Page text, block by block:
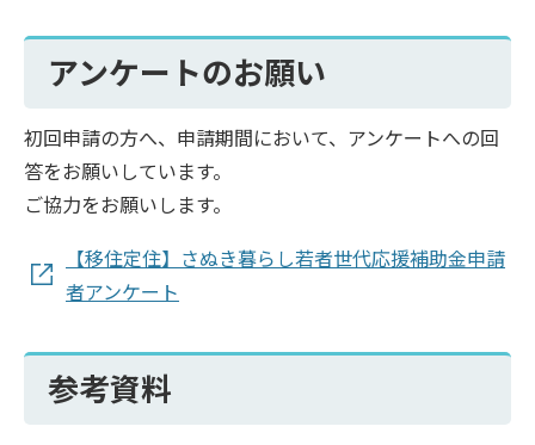
アンケートのお願い
初回申請の方へ、申請期間において、アンケートへの回
答をお願いしています。
ご協力をお願いします。
【移住定住】さぬき暮らし若者世代応援補助金申請
者アンケート
参考資料